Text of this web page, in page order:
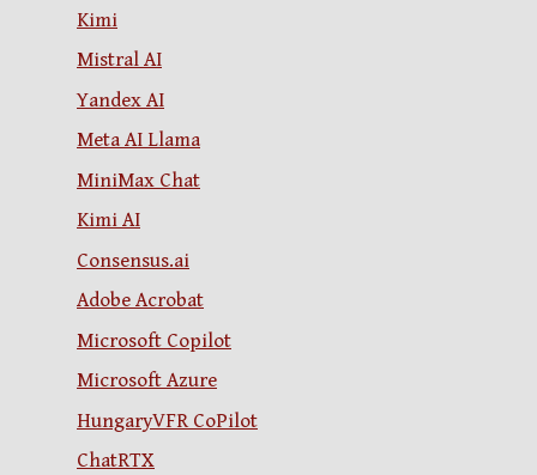
Kimi
Mistral AI
Yandex AI
Meta AI Llama
MiniMax Chat
Kimi AI
Consensus.ai
Adobe Acrobat
Microsoft Copilot
Microsoft Azure
HungaryVFR CoPilot
ChatRTX